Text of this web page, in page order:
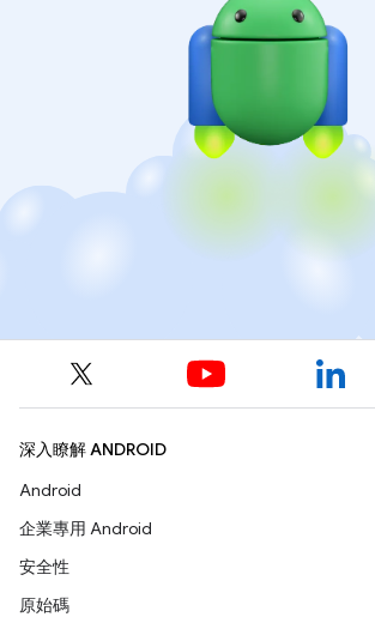
深入瞭解 ANDROID
Android
企業專用 Android
安全性
原始碼